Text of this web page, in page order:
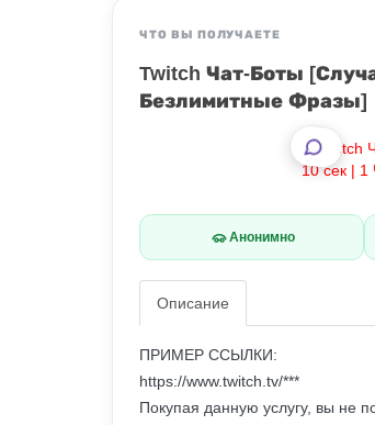
ЧТО ВЫ ПОЛУЧАЕТЕ
Twitch Чат-Боты
Безлимитные Фразы]
Анонимно
Описание
ПРИМЕР ССЫЛКИ:
https://www.twitch.tv/***
Покупая данную услугу, вы не